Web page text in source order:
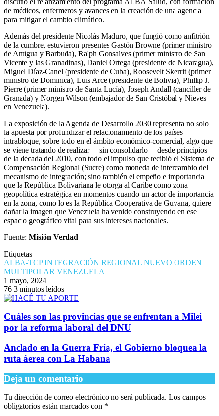
de médicos, enfermeros y avances en la creación de una agencia
para mitigar el cambio climático.
Además del presidente Nicolás Maduro, que fungió como anfitrión
de la cumbre, estuvieron presentes Gastón Browne (primer ministro
de Antigua y Barbuda), Ralph Gonsalves (primer ministro de San
Vicente y las Granadinas), Daniel Ortega (presidente de Nicaragua),
Miguel Díaz-Canel (presidente de Cuba), Roosevelt Skerrit (primer
ministro de Dominica), Luis Arce (presidente de Bolivia), Phillip J.
Pierre (primer ministro de Santa Lucía), Joseph Andall (canciller de
Granada) y Norgen Wilson (embajador de San Cristóbal y Nieves
en Venezuela).
La exposición de la Agenda de Desarrollo 2030 representa no solo
la apuesta por profundizar el relacionamiento de los países
intrabloque, sobre todo en el ámbito económico-comercial, algo que
se viene tratando de realizar —sin consolidarlo— desde principios
de la década del 2010, con todo el impulso que recibió el Sistema de
Compensación Regional (Sucre) como moneda de intercambio del
mecanismo de integración; sino también el empeño e importancia
que la República Bolivariana le otorga al Caribe como zona
geopolítica estratégica en momentos cuando un actor de importancia
en la zona, como lo es la República Cooperativa de Guyana, quiere
dañar la imagen que Venezuela ha venido construyendo en ese
espacio geográfico vital para sus intereses nacionales.
Fuente: Misión Verdad
Etiquetas
ALBA-TCP INTEGRACIÓN REGIONAL NUEVO ORDEN
MULTIPOLAR VENEZUELA
1 mayo, 2024
76 3 minutos leídos
Cuáles son las provincias que se enfrentan a Milei
por la reforma laboral del DNU
Anclado en la Guerra Fría, el Gobierno bloquea la
ruta áerea con La Habana
Deja un comentario
Tu dirección de correo electrónico no será publicada. Los campos
obligatorios están marcados con *